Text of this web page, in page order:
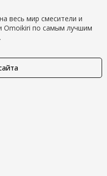
весь мир смесители и
Omoikiri по самым лучшим